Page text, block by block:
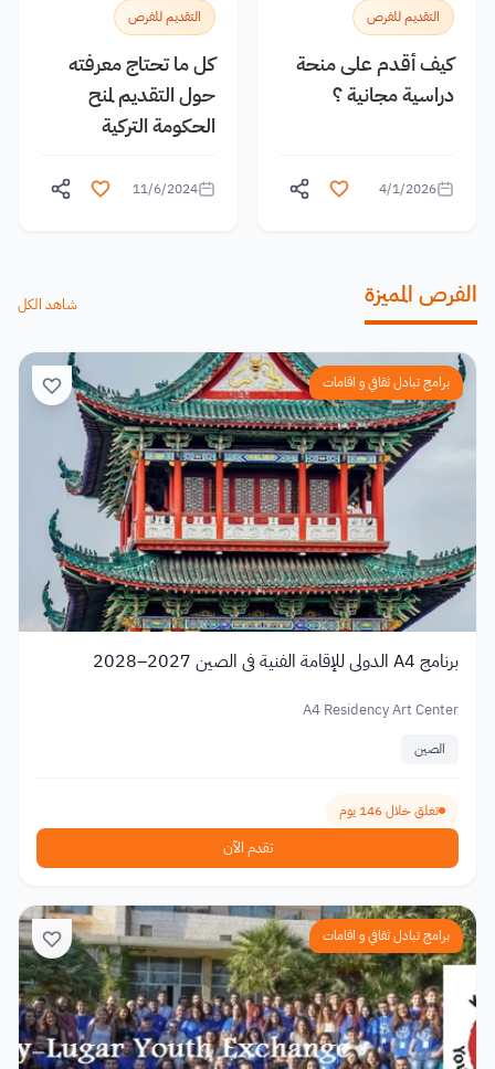
التقديم للفرص
كيف أقدم على منحة
دراسية مجانية ؟
4/1/2026
التقديم للفرص
كل ما تحتاج معرفته
حول التقديم لمنح
الحكومة التركية
11/6/2024
الفرص المميزة شاهد الكل
برامج تبادل ثقافي و اقامات
برنامج A4 الدولي للإقامة الفنية في الصين 2027–2028
A4 Residency Art Center
الصين
تغلق خلال 146 يوم
تقدم الآن
برامج تبادل ثقافي و اقامات